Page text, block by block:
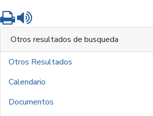
Imprimir
Otros resultados de busqueda
Otros Resultados
Calendario
Documentos